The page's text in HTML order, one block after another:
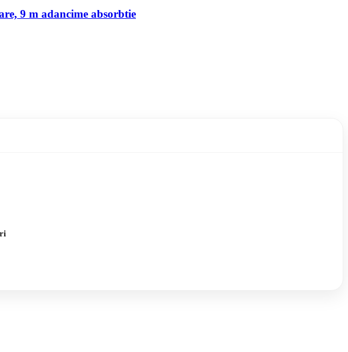
9 m adancime absorbtie